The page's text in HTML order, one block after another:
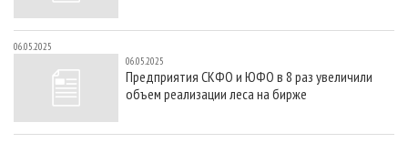
06.05.2025
06.05.2025
Предприятия СКФО и ЮФО в 8 раз увеличили
объем реализации леса на бирже